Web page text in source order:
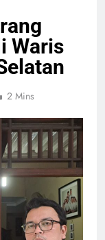
Waris
2 Mins